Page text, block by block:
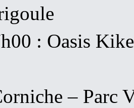
: Oasis
– Parc